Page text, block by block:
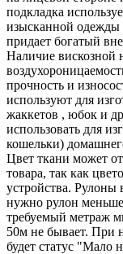
подкладка
изысканной одежды
придает богатый
Наличие вискозной
прочность и
используют для
жаккетов , юбок и
использовать для
кошельки)
Цвет ткани может
товара, так как
устройства. Рулоны
нужно рулон
требуемый метраж
50м не бывает. При
будет статус "Мало